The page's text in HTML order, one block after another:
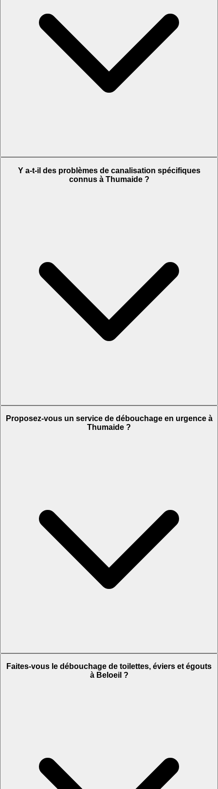
Y a-t-il des problèmes de canalisation spécifiques
connus à Thumaide ?
Proposez-vous un service de débouchage en urgence à
Thumaide ?
Faites-vous le débouchage de toilettes, éviers et égouts
à Beloeil ?